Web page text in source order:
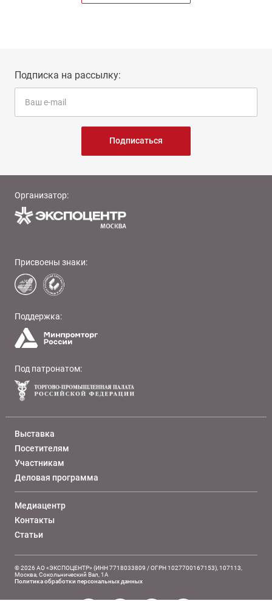
Подписка на рассылку:
Подписаться
Организатор:
Присвоены знаки:
Поддержка:
Под патронатом:
Выставка
Посетителям
Участникам
Деловая программа
Медиацентр
Контакты
Статьи
© 2026 АО «ЭКСПОЦЕНТР» (ИНН 7718033809 / ОГРН 1027700167153), 107113,
Москва, Сокольнический Вал, 1А
Политика обработки персональных данных